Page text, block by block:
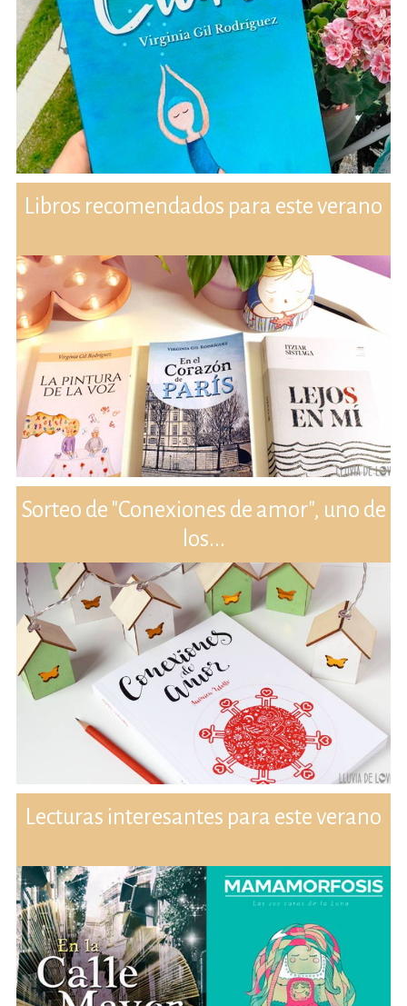
Libros recomendados para este verano
Sorteo de "Conexiones de amor", uno de
los...
Lecturas interesantes para este verano